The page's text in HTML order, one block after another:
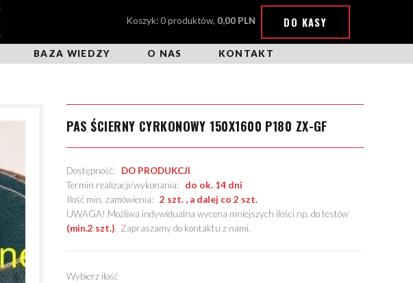
Koszyk: 0 produktów, 0,00 PLN DO KASY
BAZA WIEDZY O NAS KONTAKT
PAS ŚCIERNY CYRKONOWY 150X1600 P180 ZX-GF
Dostępność: DO PRODUKCJI
Termin realizacji/wykonania: do ok. 14 dni
Ilość min. zamówienia:2 szt. , a dalej co 2 szt.
UWAGA! Możliwa indywidualna wycena mniejszych ilości np. do testów
(min.2 szt.). Zapraszamy do kontaktu z nami.
Wybierz ilość